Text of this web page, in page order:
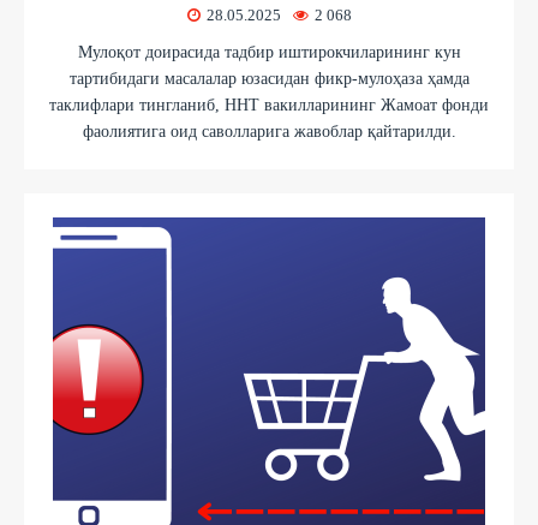
28.05.2025 2 068
Мулоқот доирасида тадбир иштирокчиларининг кун
тартибидаги масалалар юзасидан фикр-мулоҳаза ҳамда
таклифлари тингланиб, ННТ вакилларининг Жамоат фонди
фаолиятига оид саволларига жавоблар қайтарилди.